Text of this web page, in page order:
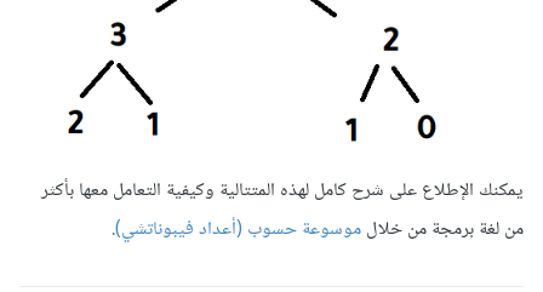
يمكنك الإطلاع على شرح كامل لهذه المتتالية وكيفية التعامل معها بأكثر
من لغة برمجة من خلالموسوعة حسوب (أعداد فيبوناتشي).